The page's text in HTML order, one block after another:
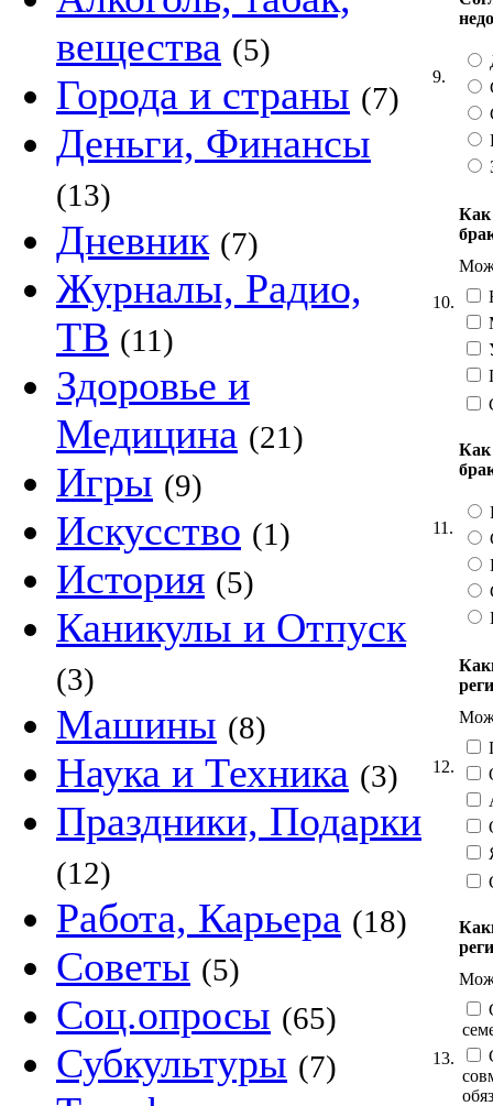
вещества (5)
Города и страны (7)
Деньги, Финансы
(13)
Дневник (7)
Журналы, Радио,
ТВ (11)
Здоровье и
Медицина (21)
Игры (9)
Искусство (1)
История (5)
Каникулы и Отпуск
(3)
Машины (8)
Наука и Техника (3)
Праздники, Подарки
(12)
Работа, Карьера (18)
Советы (5)
Соц.опросы (65)
Субкультуры (7)
9.
10.
Как
11.
Как
12.
13.